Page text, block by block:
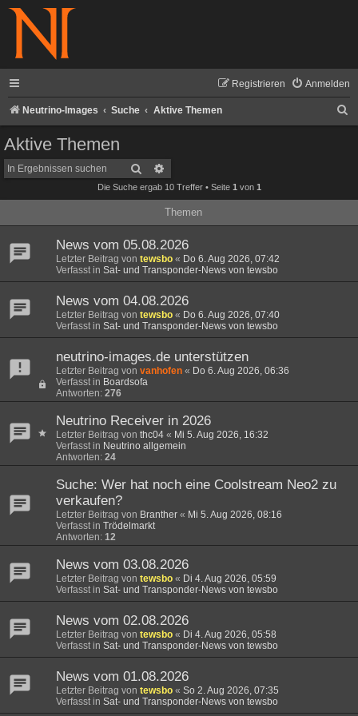
Anmelden
Registrieren
Neutrino-Images Suche Aktive Themen
Aktive Themen
Suche
Die Suche ergab 10 Treffer • Seite 1 von 1
Themen
News vom 05.08.2026
Letzter Beitrag von tewsbo « Do 6. Aug 2026, 07:42
Verfasst in Sat- und Transponder-News von tewsbo
News vom 04.08.2026
Letzter Beitrag von tewsbo « Do 6. Aug 2026, 07:40
Verfasst in Sat- und Transponder-News von tewsbo
neutrino-images.de unterstützen
Letzter Beitrag von vanhofen « Do 6. Aug 2026, 06:36
Verfasst in Boardsofa
Antworten: 276
Neutrino Receiver in 2026
Letzter Beitrag von thc04 « Mi 5. Aug 2026, 16:32
Verfasst in Neutrino allgemein
Antworten: 24
Suche: Wer hat noch eine Coolstream Neo2 zu
verkaufen?
Letzter Beitrag von Branther « Mi 5. Aug 2026, 08:16
Verfasst in Trödelmarkt
Antworten: 12
News vom 03.08.2026
Letzter Beitrag von tewsbo « Di 4. Aug 2026, 05:59
Verfasst in Sat- und Transponder-News von tewsbo
News vom 02.08.2026
Letzter Beitrag von tewsbo « Di 4. Aug 2026, 05:58
Verfasst in Sat- und Transponder-News von tewsbo
News vom 01.08.2026
Letzter Beitrag von tewsbo « So 2. Aug 2026, 07:35
Verfasst in Sat- und Transponder-News von tewsbo